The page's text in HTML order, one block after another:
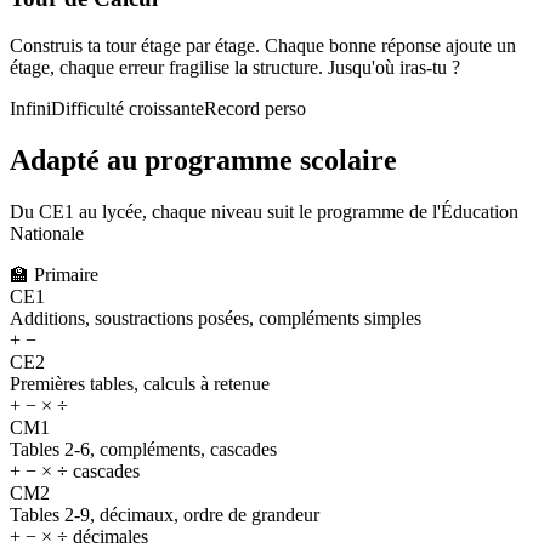
Construis ta tour étage par étage. Chaque bonne réponse ajoute un
étage, chaque erreur fragilise la structure. Jusqu'où iras-tu ?
InfiniDifficulté croissanteRecord perso
Adapté au programme scolaire
Du CE1 au lycée, chaque niveau suit le programme de l'Éducation
Nationale
🏫 Primaire
CE1
Additions, soustractions posées, compléments simples
+ −
CE2
Premières tables, calculs à retenue
+ − × ÷
CM1
Tables 2-6, compléments, cascades
+ − × ÷ cascades
CM2
Tables 2-9, décimaux, ordre de grandeur
+ − × ÷ décimales